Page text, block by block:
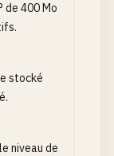
de 400 Mo
stocké
niveau de